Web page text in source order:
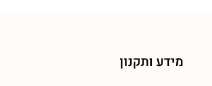
מידע ותקנון